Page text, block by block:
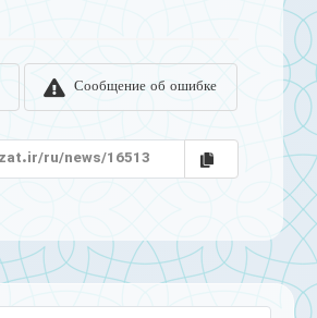
Сообщение об ошибке